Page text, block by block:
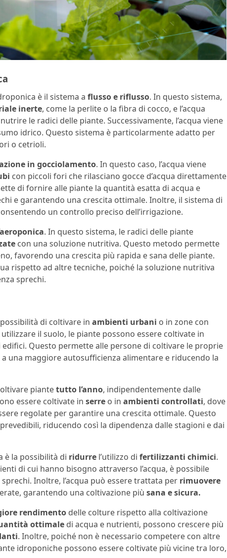
è il sistema a flusso e riflusso. In questo sistema,
inerte, come la perlite o la fibra di cocco, e l’acqua
le radici delle piante. Successivamente, l’acqua viene
idrico. Questo sistema è particolarmente adatto per
o cetrioli.
in gocciolamento. In questo caso, l’acqua viene
con piccoli fori che rilasciano gocce d’acqua direttamente
di fornire alle piante la quantità esatta di acqua e
e garantendo una crescita ottimale. Inoltre, il sistema di
un controllo preciso dell’irrigazione.
. In questo sistema, le radici delle piante
con una soluzione nutritiva. Questo metodo permette
favorendo una crescita più rapida e sana delle piante.
rispetto ad altre tecniche, poiché la soluzione nutritiva
sprechi.
di coltivare in ambienti urbani o in zone con
il suolo, le piante possono essere coltivate in
Questo permette alle persone di coltivare le proprie
una maggiore autosufficienza alimentare e riducendo la
piantetutto l’anno, indipendentemente dalle
essere coltivate in serre o in ambienti controllati, dove
regolate per garantire una crescita ottimale. Questo
riducendo così la dipendenza dalle stagioni e dai
è la possibilità di ridurre l’utilizzo di fertilizzanti chimici.
di cui hanno bisogno attraverso l’acqua, è possibile
Inoltre, l’acqua può essere trattata per rimuovere
garantendo una coltivazione più sana e sicura.
rendimento delle colture rispetto alla coltivazione
ottimale di acqua e nutrienti, possono crescere più
. Inoltre, poiché non è necessario competere con altre
idroponiche possono essere coltivate più vicine tra loro,